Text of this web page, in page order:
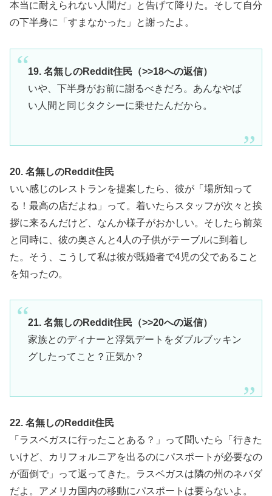
本当に耐えられない人間だ」と告げて降りた。そして自分
の下半身に「すまなかった」と謝ったよ。
19. 名無しのReddit住民（>>18への返信）
いや、下半身がお前に謝るべきだろ。あんなやば
い人間と同じタクシーに乗せたんだから。
20. 名無しのReddit住民
いい感じのレストランを提案したら、彼が「場所知って
る！最高の店だよね」って。着いたらスタッフが次々と挨
拶に来るんだけど、なんか様子がおかしい。そしたら前菜
と同時に、彼の奥さんと4人の子供がテーブルに到着し
た。そう、こうして私は彼が既婚者で4児の父であること
を知ったの。
21. 名無しのReddit住民（>>20への返信）
家族とのディナーと浮気デートをダブルブッキン
グしたってこと？正気か？
22. 名無しのReddit住民
「ラスベガスに行ったことある？」って聞いたら「行きた
いけど、カリフォルニアを出るのにパスポートが必要なの
が面倒で」って返ってきた。ラスベガスは隣の州のネバダ
だよ。アメリカ国内の移動にパスポートは要らないよ。